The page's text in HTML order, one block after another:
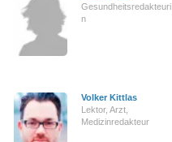
Gesundheitsredakteuri
n
Volker Kittlas
Lektor, Arzt,
Medizinredakteur